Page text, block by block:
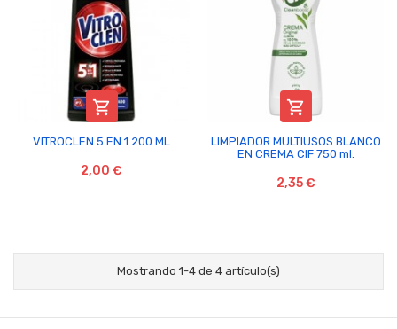

VITROCLEN 5 EN 1 200 ML
2,00 €

LIMPIADOR MULTIUSOS BLANCO
EN CREMA CIF 750 ml.
2,35 €
Mostrando 1-4 de 4 artículo(s)